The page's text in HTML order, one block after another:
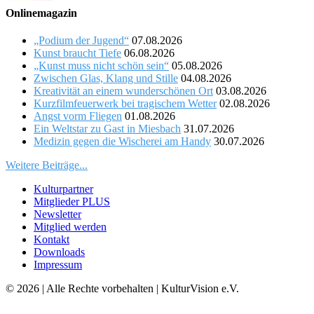
Onlinemagazin
„Podium der Jugend“ 07.08.2026
Kunst braucht Tiefe 06.08.2026
„Kunst muss nicht schön sein“ 05.08.2026
Zwischen Glas, Klang und Stille 04.08.2026
Kreativität an einem wunderschönen Ort 03.08.2026
Kurzfilmfeuerwerk bei tragischem Wetter 02.08.2026
Angst vorm Fliegen 01.08.2026
Ein Weltstar zu Gast in Miesbach 31.07.2026
Medizin gegen die Wischerei am Handy 30.07.2026
Weitere Beiträge...
Kulturpartner
Mitglieder PLUS
Newsletter
Mitglied werden
Kontakt
Downloads
Impressum
© 2026 | Alle Rechte vorbehalten | KulturVision e.V.